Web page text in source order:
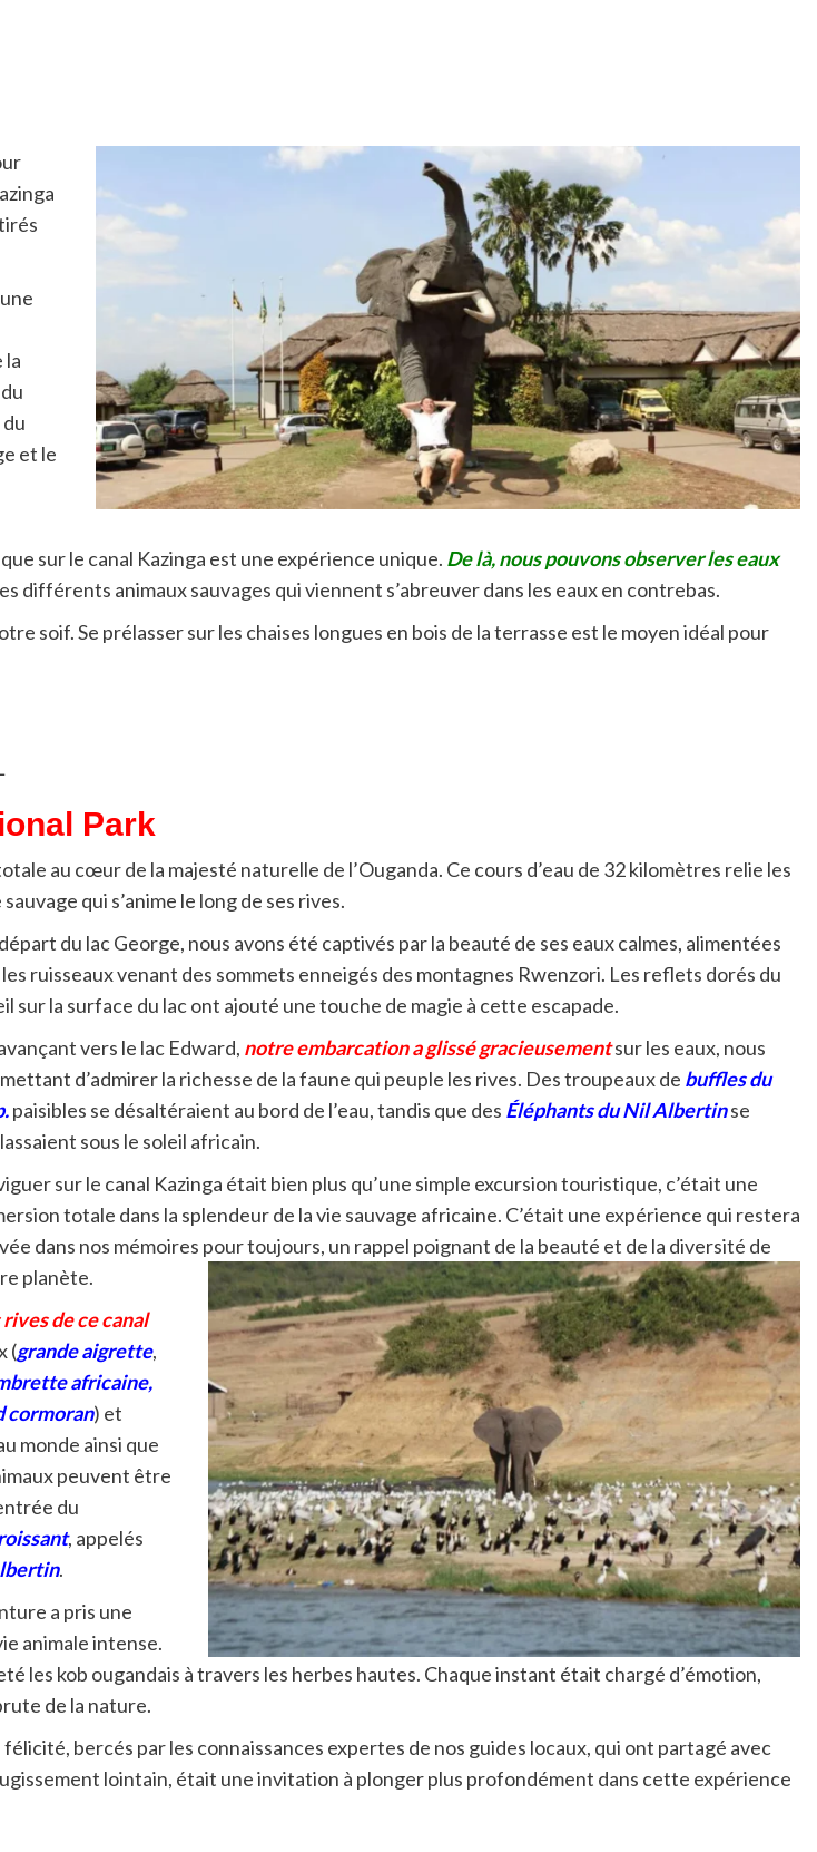
la
et le
sur le canal Kazinga est une expérience unique. De là, nous pouvons observer les eaux
différents animaux sauvages qui viennent s’abreuver dans les eaux en contrebas.
soif. Se prélasser sur les chaises longues en bois de la terrasse est le moyen idéal pour
Park
au cœur de la majesté naturelle de l’Ouganda. Ce cours d’eau de 32 kilomètres relie les
qui s’anime le long de ses rives.
du lac George, nous avons été captivés par la beauté de ses eaux calmes, alimentées
ruisseaux venant des sommets enneigés des montagnes Rwenzori. Les reflets dorés du
sur la surface du lac ont ajouté une touche de magie à cette escapade.
vers le lac Edward, notre embarcation a glissé gracieusementsur les eaux, nous
d’admirer la richesse de la faune qui peuple les rives. Des troupeaux de buffles du
paisibles se désaltéraient au bord de l’eau, tandis que des Éléphants du Nil Albertinse
sous le soleil africain.
sur le canal Kazinga était bien plus qu’une simple excursion touristique, c’était une
totale dans la splendeur de la vie sauvage africaine. C’était une expérience qui restera
dans nos mémoires pour toujours, un rappel poignant de la beauté et de la diversité de
planète.
rives de ce canal
(grande aigrette,
africaine,
cormoran) et
monde ainsi que
peuvent être
du
, appelés
.
a pris une
animale intense.
les kob ougandais à travers les herbes hautes. Chaque instant était chargé d’émotion,
de la nature.
bercés par les connaissances expertes de nos guides locaux, qui ont partagé avec
lointain, était une invitation à plonger plus profondément dans cette expérience